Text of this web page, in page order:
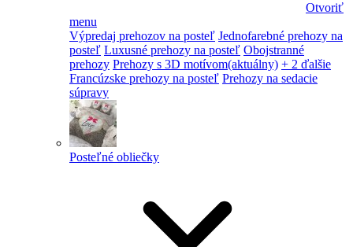
Otvoriť
menu
Výpredaj prehozov na posteľ Jednofarebné prehozy na
posteľ Luxusné prehozy na posteľ Obojstranné
prehozy Prehozy s 3D motívom(aktuálny) + 2 ďalšie
Francúzske prehozy na posteľ Prehozy na sedacie
súpravy
Posteľné obliečky